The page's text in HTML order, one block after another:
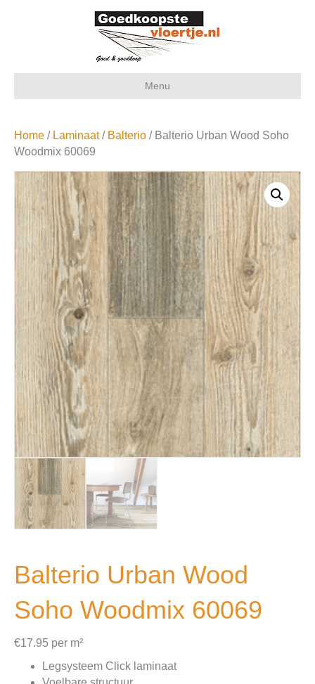
Menu
Home / Laminaat/ Balterio / Balterio Urban Wood Soho
Woodmix 60069
Balterio Urban Wood
Soho Woodmix 60069
€17.95 per m²
Legsysteem Click laminaat